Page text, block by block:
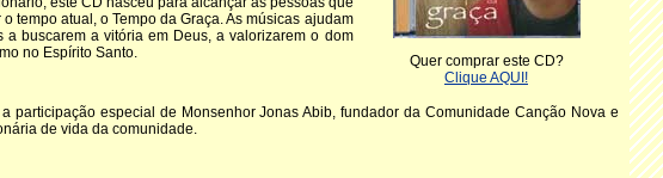
tempo atual, o Tempo da Graça. As músicas ajudam
a buscarem a vitória em Deus, a valorizarem o dom
no Espírito Santo.
Quer comprar este CD?
Clique AQUI!
participação especial de Monsenhor Jonas Abib, fundador da Comunidade Canção Nova e
de vida da comunidade.